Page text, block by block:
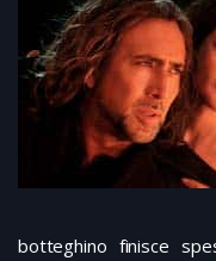
botteghino finisce